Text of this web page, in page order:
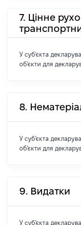
7. Цінне
У суб'єкта
об'єкти для
8.
У суб'єкта
об'єкти для
9. Видатки
У суб'єкта